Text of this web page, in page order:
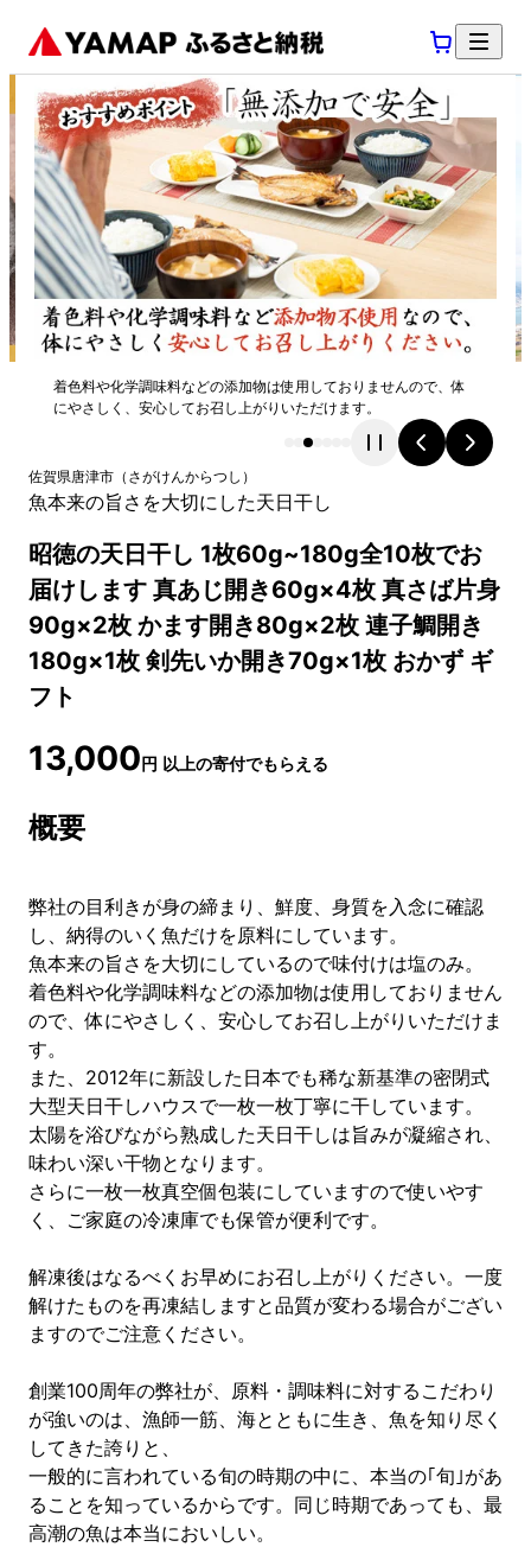
着色料や化学調味料などの添加物は使用しておりませんので、体
にやさしく、安心してお召し上がりいただけます。
佐賀県唐津市 （ さがけんからつし ）
魚本来の旨さを大切にした天日干し
昭徳の天日干し 1枚60g~180g全10枚でお
届けします 真あじ開き60g×4枚 真さば片身
90g×2枚 かます開き80g×2枚 連子鯛開き
180g×1枚 剣先いか開き70g×1枚 おかず ギ
フト
13,000円 以上の寄付でもらえる
概要
弊社の目利きが身の締まり、鮮度、身質を入念に確認
し、納得のいく魚だけを原料にしています。
魚本来の旨さを大切にしているので味付けは塩のみ。
着色料や化学調味料などの添加物は使用しておりません
ので、体にやさしく、安心してお召し上がりいただけま
す。
また、2012年に新設した日本でも稀な新基準の密閉式
大型天日干しハウスで一枚一枚丁寧に干しています。
太陽を浴びながら熟成した天日干しは旨みが凝縮され、
味わい深い干物となります。
さらに一枚一枚真空個包装にしていますので使いやす
く、ご家庭の冷凍庫でも保管が便利です。
解凍後はなるべくお早めにお召し上がりください。一度
解けたものを再凍結しますと品質が変わる場合がござい
ますのでご注意ください。
創業100周年の弊社が、原料・調味料に対するこだわり
が強いのは、漁師一筋、海とともに生き、魚を知り尽く
してきた誇りと、
一般的に言われている旬の時期の中に、本当の｢旬｣があ
ることを知っているからです。同じ時期であっても、最
高潮の魚は本当においしい。